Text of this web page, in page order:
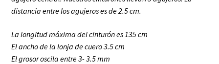
distancia entre los agujeros es de 2.5 cm.
La longitud máxima del cinturón es 135 cm
El ancho de la lonja de cuero 3.5 cm
El grosor oscila entre 3- 3.5 mm